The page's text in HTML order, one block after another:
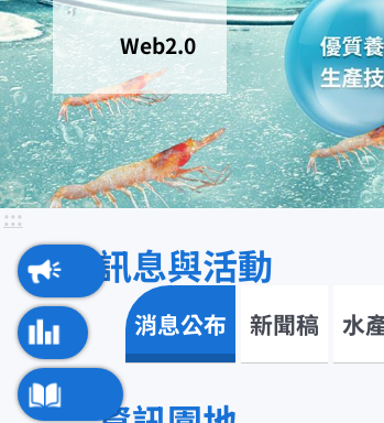
Web2.0
:::
訊息與活動
資訊園地
:::
訊息與活動
消息公布 新聞稿 水